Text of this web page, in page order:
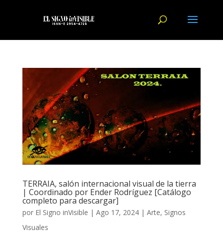
TERRAIA, salón internacional visual de la tierra
| Coordinado por Ender Rodríguez [Catálogo
completo para descargar]
por El Signo inVisible | Ago 17, 2024| Arte, Signos
Visuales